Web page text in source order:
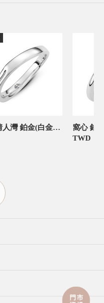
專屬情人灣 鉑金(白金)女款結婚對戒
TWD